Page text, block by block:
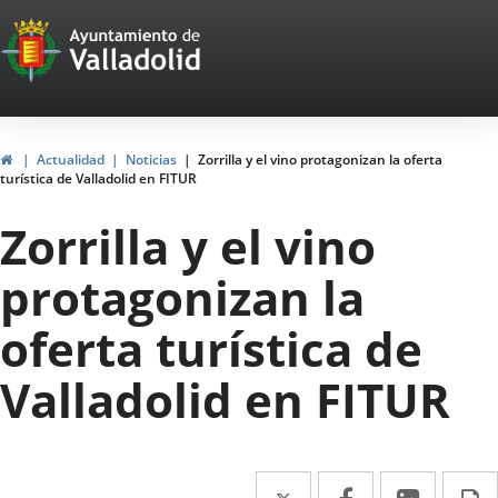
Portal
Web
del
Ayuntamiento
de
Valladolid
HomeActualidad Noticias
Zorrilla y el vino protagonizan la oferta
turística de Valladolid en FITUR
Zorrilla y el vino
protagonizan la
oferta turística de
Valladolid en FITUR
Twitter
Enlace Facebook
EnlaceEnlace